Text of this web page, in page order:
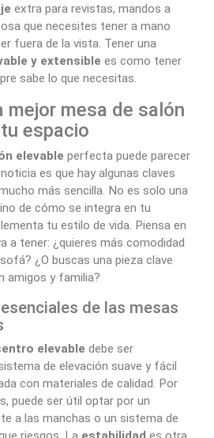
extra para revistas, mandos a
que necesites tener a mano
fuera de la vista. Tener una
y extensible es como tener
sabe lo que necesitas.
mejor mesa de salón
espacio
elevable perfecta puede parecer
es que hay algunas claves
más sencilla. No es solo una
de cómo se integra en tu
tu estilo de vida. Piensa en
a tener: ¿quieres más comodidad
¿O buscas una pieza clave
amigos y familia?
de las mesas
elevable debe ser
de elevación suave y fácil
con materiales de calidad. Por
puede ser útil optar por un
a las manchas o un sistema de